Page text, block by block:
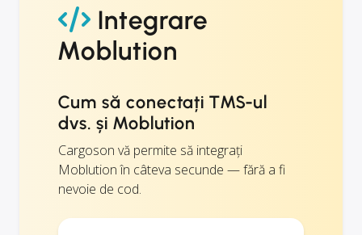
Integrare
Moblution
Cum să conectați TMS-ul
dvs. și Moblution
Cargoson vă permite să integrați
Moblution în câteva secunde — fără a fi
nevoie de cod.